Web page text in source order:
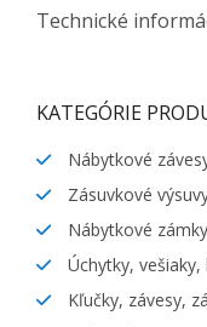
Technické
KATEGÓRIE
Nábytkové
Zásuvkové
Nábytkové zámky
Úchytky,
Kľučky, závesy,